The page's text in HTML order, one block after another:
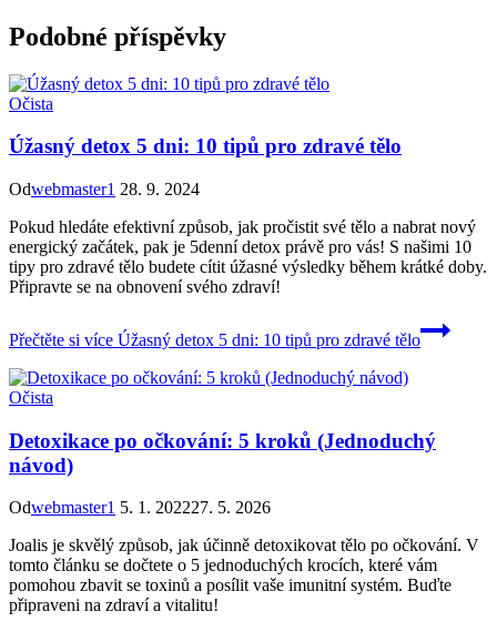
Podobné příspěvky
Očista
Úžasný detox 5 dni: 10 tipů pro zdravé tělo
Odwebmaster1 28. 9. 2024
Pokud hledáte efektivní způsob, jak pročistit své tělo a nabrat nový
energický začátek, pak je 5denní detox právě pro vás! S našimi 10
tipy pro zdravé tělo budete cítit úžasné výsledky během krátké doby.
Připravte se na obnovení svého zdraví!
Přečtěte si více Úžasný detox 5 dni: 10 tipů pro zdravé tělo
Očista
Detoxikace po očkování: 5 kroků (Jednoduchý
návod)
Odwebmaster1 5. 1. 202227. 5. 2026
Joalis je skvělý způsob, jak účinně detoxikovat tělo po očkování. V
tomto článku se dočtete o 5 jednoduchých krocích, které vám
pomohou zbavit se toxinů a posílit vaše imunitní systém. Buďte
připraveni na zdraví a vitalitu!